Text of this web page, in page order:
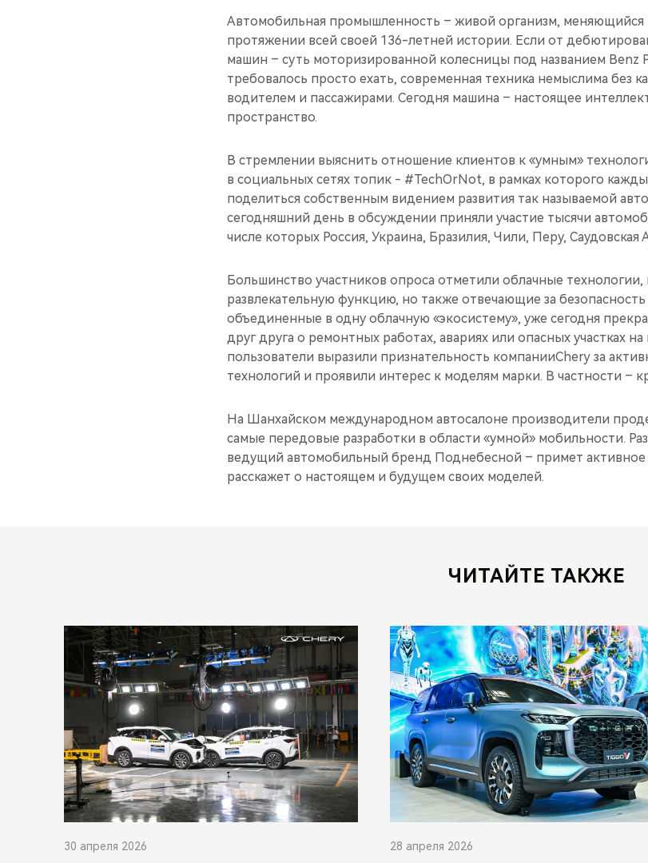
Автомобильная промышленность – живой организм, меняющийся
протяжении всей своей 136-летней истории. Если от
машин – суть моторизированной колесницы под названием Benz
требовалось просто ехать, современная техника немыслима без
водителем и пассажирами. Сегодня машина – настоящее
пространство.
В стремлении выяснить отношение клиентов к «умным»
в социальных сетях топик - #TechOrNot, в рамках которого
поделиться собственным видением развития так называемой
сегодняшний день в обсуждении приняли участие тысячи
числе которых Россия, Украина, Бразилия, Чили, Перу, Саудовская
Большинство участников опроса отметили облачные
развлекательную функцию, но также отвечающие за
объединенные в одну облачную «экосистему», уже сегодня
друг друга о ремонтных работах, авариях или опасных участках
пользователи выразили признательность компанииChery за
технологий и проявили интерес к моделям марки. В частности –
На Шанхайском международном автосалоне производители
самые передовые разработки в области «умной» мобильности.
ведущий автомобильный бренд Поднебесной – примет активное
расскажет о настоящем и будущем своих моделей.
ЧИТАЙТЕ ТАКЖЕ
30 апреля 2026 28 апреля 2026